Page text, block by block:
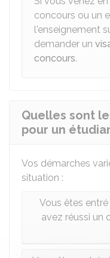
concours ou un
l'enseignement
demander un
concours.
Quelles sont
pour un
Vos démarches
situation :
Vous êtes
avez réussi un